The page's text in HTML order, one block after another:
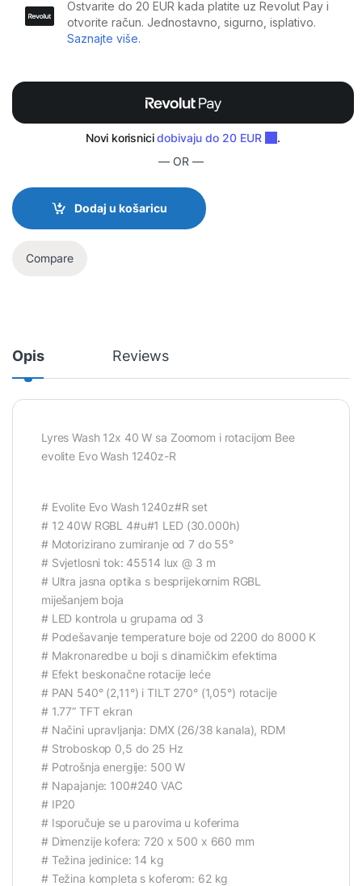
— OR —
Dodaj u košaricu
Compare
Opis Reviews
Lyres Wash 12x 40 W sa Zoomom i rotacijom Bee
evolite Evo Wash 1240z-R
# Evolite Evo Wash 1240z#R set
# 12 40W RGBL 4#u#1 LED (30.000h)
# Motorizirano zumiranje od 7 do 55°
# Svjetlosni tok: 45514 lux @ 3 m
# Ultra jasna optika s besprijekornim RGBL
miješanjem boja
# LED kontrola u grupama od 3
# Podešavanje temperature boje od 2200 do 8000 K
# Makronaredbe u boji s dinamičkim efektima
# Efekt beskonačne rotacije leće
# PAN 540° (2,11°) i TILT 270° (1,05°) rotacije
# 1.77” TFT ekran
# Načini upravljanja: DMX (26/38 kanala), RDM
# Stroboskop 0,5 do 25 Hz
# Potrošnja energije: 500 W
# Napajanje: 100#240 VAC
# IP20
# Isporučuje se u parovima u koferima
# Dimenzije kofera: 720 x 500 x 660 mm
# Težina jedinice: 14 kg
# Težina kompleta s koferom: 62 kg